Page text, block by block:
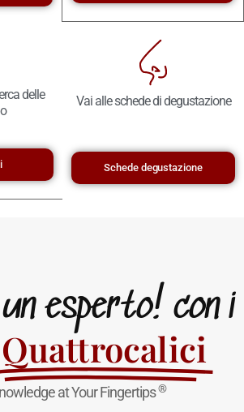
delle
Vai alle schede di degustazione
Schede degustazione
esperto! con i
Quattrocalici
at Your Fingertips®